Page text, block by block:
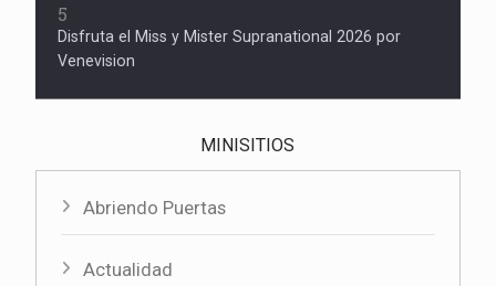
5
Disfruta el Miss y Mister Supranational 2026 por
Venevision
MINISITIOS
Abriendo Puertas
Actualidad